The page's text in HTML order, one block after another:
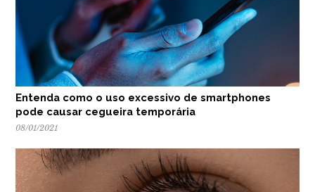
Entenda como o uso excessivo de smartphones
pode causar cegueira temporária
08/01/2021